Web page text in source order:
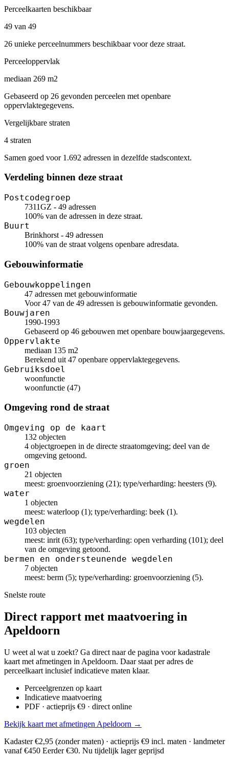
Perceelkaarten beschikbaar
49 van 49
26 unieke perceelnummers beschikbaar voor deze straat.
Perceeloppervlak
mediaan 269 m2
Gebaseerd op 26 gevonden perceelen met openbare
oppervlaktegegevens.
Vergelijkbare straten
4 straten
Samen goed voor 1.692 adressen in dezelfde stadscontext.
Verdeling binnen deze straat
Postcodegroep
7311GZ - 49 adressen
100% van de adressen in deze straat.
Buurt
Brinkhorst - 49 adressen
100% van de straat volgens openbare adresdata.
Gebouwinformatie
Gebouwkoppelingen
47 adressen met gebouwinformatie
Voor 47 van de 49 adressen is gebouwinformatie gevonden.
Bouwjaren
1990-1993
Gebaseerd op 46 gebouwen met openbare bouwjaargegevens.
Oppervlakte
mediaan 135 m2
Berekend uit 47 openbare oppervlaktegegevens.
Gebruiksdoel
woonfunctie
woonfunctie (47)
Omgeving rond de straat
Omgeving op de kaart
132 objecten
4 objectgroepen in de directe straatomgeving; deel van de
omgeving getoond.
groen
21 objecten
meest: groenvoorziening (21); type/verharding: heesters (9).
water
1 objecten
meest: waterloop (1); type/verharding: beek (1).
wegdelen
103 objecten
meest: inrit (63); type/verharding: open verharding (101); deel
van de omgeving getoond.
bermen en ondersteunende wegdelen
7 objecten
meest: berm (5); type/verharding: groenvoorziening (5).
Snelste route
Direct rapport met maatvoering in
Apeldoorn
U weet al wat u zoekt? Ga direct naar de pagina voor kadastrale
kaart met afmetingen in Apeldoorn. Daar staat per adres de
perceelkaart inclusief indicatieve maten klaar.
Perceelgrenzen op kaart
Indicatieve maatvoering
PDF · actieprijs €9 · direct online
Bekijk kaart met afmetingen Apeldoorn →
Kadaster €2,95 (zonder maten) · actieprijs €9 incl. maten · landmeter
vanaf €450 Eerder €30. Nu tijdelijk lager geprijsd